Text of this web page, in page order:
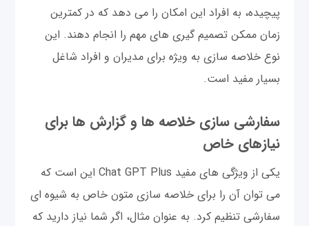
پیچیده، به افراد این امکان را می دهد که در کمترین
زمان ممکن تصمیم گیری های مهم را انجام دهند. این
نوع خلاصه سازی به ویژه برای مدیران و افراد شاغل
بسیار مفید است.
سفارشی سازی خلاصه ها و گزارش ها برای
نیازهای خاص
یکی از ویژگی های مفید Chat GPT Plus این است که
می توان آن را برای خلاصه سازی متون خاص به شیوه ای
سفارشی تنظیم کرد. به عنوان مثال، اگر شما نیاز دارید که